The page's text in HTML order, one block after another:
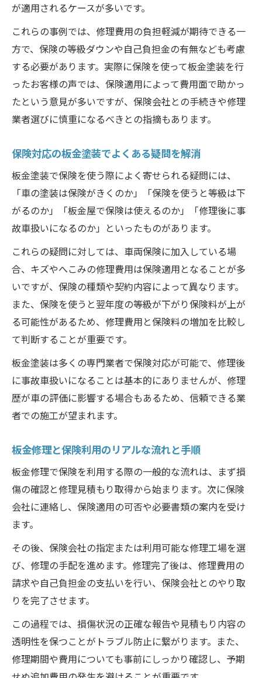
が適用されるケースが多いです。
これらの事例では、修理費用の負担軽減が期待できる一
方で、保険の等級ダウンや自己負担金の有無なども考慮
する必要があります。実際に保険を使って板金塗装を行
ったお客様の声では、保険適用によって費用面で助かっ
たという意見が多いですが、保険会社との手続きや修理
業者選びに慎重になるべきとの指摘もあります。
保険対応の板金塗装でよくある疑問を解消
板金塗装で保険を使う際によく寄せられる疑問には、
「車の塗装は保険がきくのか」「保険を使うと等級は下
がるのか」「板金屋で保険は使えるのか」「修理後に事
故車扱いになるのか」といったものがあります。
これらの疑問に対しては、車両保険に加入している場
合、キズやへこみの修理費用は保険適用となることが多
いですが、保険の種類や契約内容によって異なります。
また、保険を使うと翌年度の等級が下がり保険料が上が
る可能性があるため、修理費用と保険料の増加を比較し
て判断することが重要です。
板金塗装は多くの専門業者で保険対応が可能で、修理後
に事故車扱いになることは基本的にありませんが、修理
歴が車の評価に影響する場合もあるため、信頼できる業
者での施工が望まれます。
板金修理と保険利用のリアルな流れと手順
板金修理で保険を利用する際の一般的な流れは、まず損
傷の確認と修理見積もり取得から始まります。次に保険
会社に連絡し、保険適用の可否や必要書類の案内を受け
ます。
その後、保険会社の指定または利用可能な修理工場を選
び、修理の手配を進めます。修理完了後は、修理費用の
請求や自己負担金の支払いを行い、保険会社とのやり取
りを完了させます。
この過程では、損傷状況の正確な報告や見積もり内容の
透明性を保つことがトラブル防止に繋がります。また、
修理期間や費用についても事前にしっかり確認し、予期